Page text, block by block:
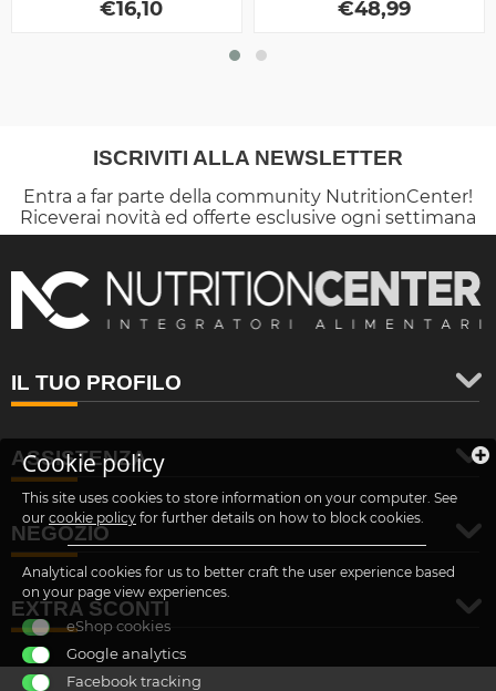
€16,10 €48,99
ISCRIVITI ALLA NEWSLETTER
Entra a far parte della community NutritionCenter!
Riceverai novità ed offerte esclusive ogni settimana
IL TUO PROFILO
ASSISTENZA
NEGOZIO
EXTRA SCONTI
Cookie policy
This site uses cookies to store information on your computer. See
our cookie policy for further details on how to block cookies.
Analytical cookies for us to better craft the user experience based
on your page view experiences.
eShop cookies
Google analytics
Facebook tracking